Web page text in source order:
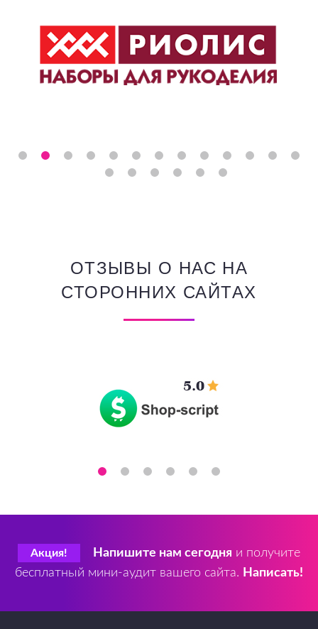
ОТЗЫВЫ О НАС НА
СТОРОННИХ САЙТАХ
Акция! Напишите нам сегодня и получите
бесплатный мини-аудит вашего сайта. Написать!